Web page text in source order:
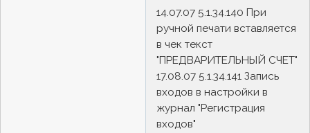
14.07.07 5.1.34.140 При
ручной печати вставляется
в чек текст
"ПРЕДВАРИТЕЛЬНЫЙ СЧЕТ"
17.08.07 5.1.34.141 Запись
входов в настройки в
журнал "Регистрация
входов"